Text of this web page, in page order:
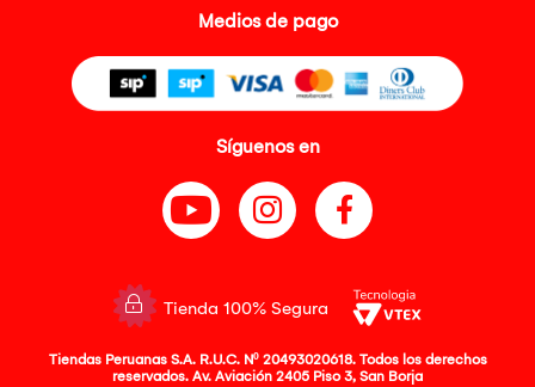
Medios de pago
Síguenos en
Tienda 100% Segura
Tiendas Peruanas S.A. R.U.C. Nº 20493020618. Todos los derechos
reservados. Av. Aviación 2405 Piso 3, San Borja